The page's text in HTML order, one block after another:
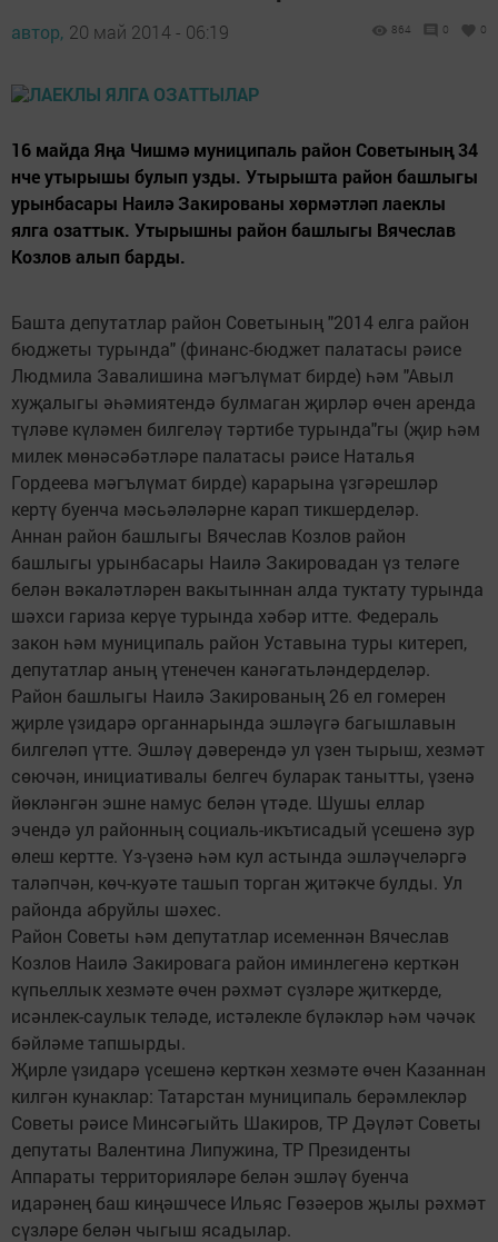
автор, 20 май 2014 - 06:19 864 0 0
16 майда Яңа Чишмә муниципаль район Советының 34
нче утырышы булып узды. Утырышта район башлыгы
урынбасары Наилә Закированы хөрмәтләп лаеклы
ялга озаттык. Утырышны район башлыгы Вячеслав
Козлов алып барды.
Башта депутатлар район Советының "2014 елга район
бюджеты турында" (финанс-бюджет палатасы рәисе
Людмила Завалишина мәгълүмат бирде) һәм "Авыл
хуҗалыгы әһәмиятендә булмаган җирләр өчен аренда
түләве күләмен билгеләү тәртибе турында"гы (җир һәм
милек мөнәсәбәтләре палатасы рәисе Наталья
Гордеева мәгълүмат бирде) карарына үзгәрешләр
кертү буенча мәсьәләләрне карап тикшерделәр.
Аннан район башлыгы Вячеслав Козлов район
башлыгы урынбасары Наилә Закировадан үз теләге
белән вәкаләтләрен вакытыннан алда туктату турында
шәхси гариза керүе турында хәбәр итте. Федераль
закон һәм муниципаль район Уставына туры китереп,
депутатлар аның үтенечен канәгатьләндерделәр.
Район башлыгы Наилә Закированың 26 ел гомерен
җирле үзидарә органнарында эшләүгә багышлавын
билгеләп үтте. Эшләү дәверендә ул үзен тырыш, хезмәт
сөючән, инициативалы белгеч буларак танытты, үзенә
йөкләнгән эшне намус белән үтәде. Шушы еллар
эчендә ул районның социаль-икътисадый үсешенә зур
өлеш кертте. Үз-үзенә һәм кул астында эшләүчеләргә
таләпчән, көч-куәте ташып торган җитәкче булды. Ул
районда абруйлы шәхес.
Район Советы һәм депутатлар исеменнән Вячеслав
Козлов Наилә Закировага район иминлегенә керткән
күпьеллык хезмәте өчен рәхмәт сүзләре җиткерде,
исәнлек-саулык теләде, истәлекле бүләкләр һәм чәчәк
бәйләме тапшырды.
Җирле үзидарә үсешенә керткән хезмәте өчен Казаннан
килгән кунаклар: Татарстан муниципаль берәмлекләр
Советы рәисе Минсәгыйть Шакиров, ТР Дәүләт Советы
депутаты Валентина Липужина, ТР Президенты
Аппараты территорияләре белән эшләү буенча
идарәнең баш киңәшчесе Ильяс Гөзәеров җылы рәхмәт
сүзләре белән чыгыш ясадылар.